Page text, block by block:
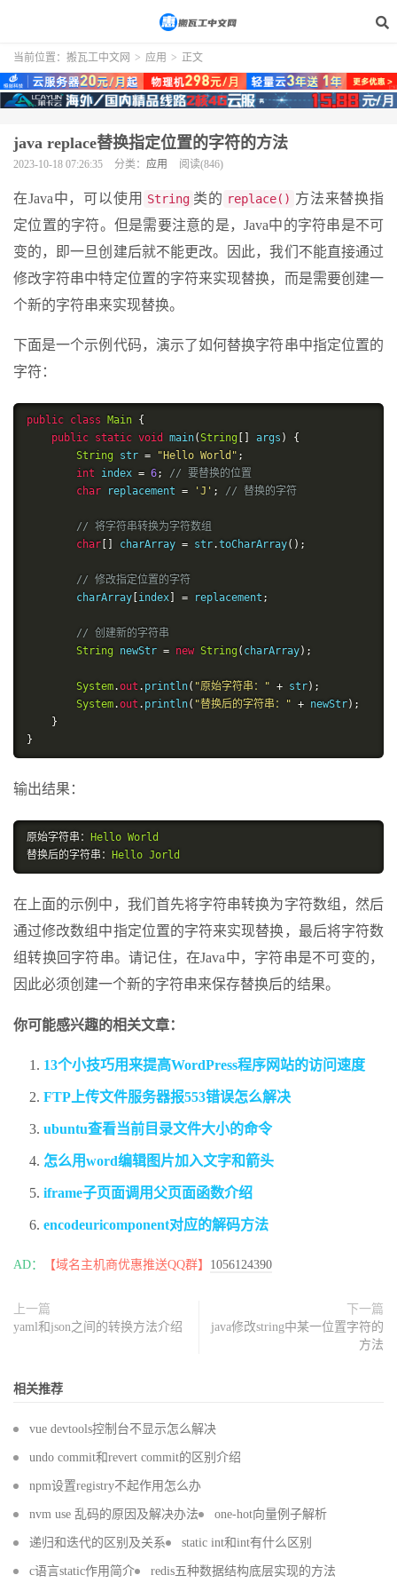
当前位置： 搬瓦工中文网 > 应用 > 正文
java replace替换指定位置的字符的方法
2023-10-18 07:26:35 分类： 应用 阅读(846)
在Java中，可以使用 String 类的 replace() 方法来替换指
定位置的字符。但是需要注意的是，Java中的字符串是不可
变的，即一旦创建后就不能更改。因此，我们不能直接通过
修改字符串中特定位置的字符来实现替换，而是需要创建一
个新的字符串来实现替换。
下面是一个示例代码，演示了如何替换字符串中指定位置的
字符：
public class Main {
public static void main(String args )
{
String str = "Hello World" ;
int index = 6;
// 要替换的位置
char replacement = 'J' ; // 替换的字符
// 将字符串转换为字符数组
char
charArray = str.toCharArray();
// 修改指定位置的字符
        charArray
index = replacement ;
// 创建新的字符串
String newStr = new String ( charArray);
System.out . println( "原始字符串：" + str);
System.out . println( "替换后的字符串：" + newStr);
}
}
输出结果：
原始字符串： Hello World
替换后的字符串：
Hello Jorld
在上面的示例中，我们首先将字符串转换为字符数组，然后
通过修改数组中指定位置的字符来实现替换，最后将字符数
组转换回字符串。请记住，在Java中，字符串是不可变的，
因此必须创建一个新的字符串来保存替换后的结果。
你可能感兴趣的相关文章：
13个小技巧用来提高WordPress程序网站的访问速度
FTP上传文件服务器报553错误怎么解决
ubuntu查看当前目录文件大小的命令
怎么用word编辑图片加入文字和箭头
iframe子页面调用父页面函数介绍
encodeuricomponent对应的解码方法
AD： 【域名主机商优惠推送QQ群】 1056124390
上一篇
yaml和json之间的转换方法介绍
下一篇
java修改string中某一位置字符的
方法
相关推荐
vue devtools控制台不显示怎么解决
undo commit和revert commit的区别介绍
npm设置registry不起作用怎么办
nvm use 乱码的原因及解决办法 one-hot向量例子解析
递归和迭代的区别及关系 static int和int有什么区别
c语言static作用简介 redis五种数据结构底层实现的方法